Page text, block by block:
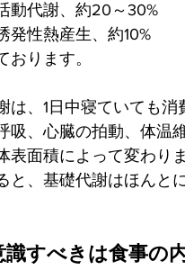
動代謝、約20～30%
性熱産生、約10%
おります。
は、1日中寝ていても
吸、心臓の拍動、体温
表面積によって変わりま
と、基礎代謝はほんと
識すべきは食事の